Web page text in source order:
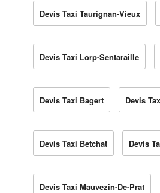
Devis Taxi Taurignan-Vieux
Devis Taxi Lorp-Sentaraille
Devis Taxi Bagert Devis
Devis Taxi Betchat Devis
Devis Taxi Mauvezin-De-Prat